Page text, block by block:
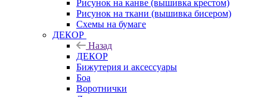
Рисунок на канве (вышивка крестом)
Рисунок на ткани (вышивка бисером)
Схемы на бумаге
ДЕКОР
Назад
ДЕКОР
Бижутерия и аксессуары
Боа
Воротнички